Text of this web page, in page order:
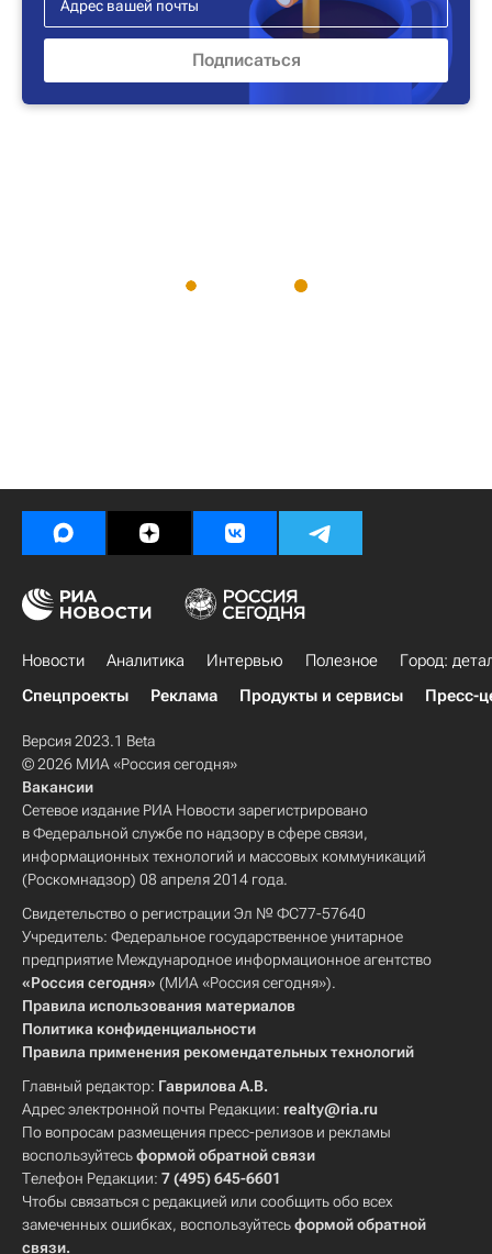
Новости Аналитика Интервью Полезное
Город:
Спецпроекты
Реклама Продукты и сервисы Пресс-
Версия 2023.1 Beta
© 2026 МИА «Россия сегодня»
Вакансии
Сетевое издание РИА Новости зарегистрировано
в Федеральной службе по надзору в сфере связи,
информационных технологий и массовых коммуникаций
(Роскомнадзор) 08 апреля 2014 года.
Свидетельство о регистрации Эл № ФС77-57640
Учредитель: Федеральное государственное унитарное
предприятие Международное информационное агентство
«Россия сегодня» (МИА «Россия сегодня»).
Правила использования материалов
Политика конфиденциальности
Правила применения рекомендательных технологий
Главный редактор: Гаврилова А.В.
Адрес электронной почты Редакции: realty@ria.ru
По вопросам размещения пресс-релизов и рекламы
воспользуйтесьформой обратной связи
Телефон Редакции: 7 (495) 645-6601
Чтобы связаться с редакцией или сообщить обо всех
замеченных ошибках, воспользуйтесьформой обратной
связи.